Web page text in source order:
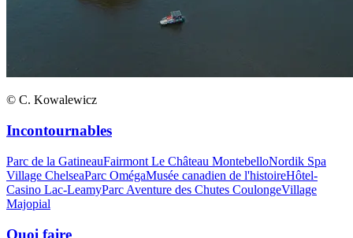
© C. Kowalewicz
Incontournables
Parc de la GatineauFairmont Le Château MontebelloNordik Spa
Village ChelseaParc OmégaMusée canadien de l'histoireHôtel-
Casino Lac-LeamyParc Aventure des Chutes CoulongeVillage
Majopial
Quoi faire